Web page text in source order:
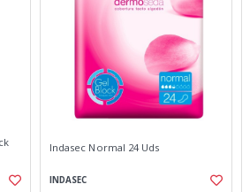
Indasec Normal 24 Uds
INDASEC